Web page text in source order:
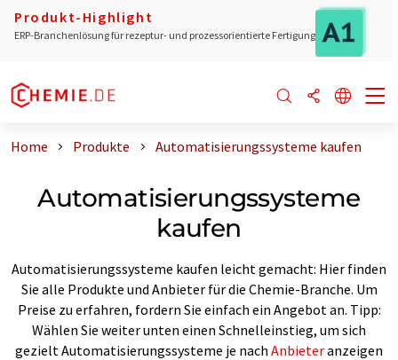
Produkt-Highlight
ERP-Branchenlösung für rezeptur- und prozessorientierte Fertigung
Home Produkte Automatisierungssysteme kaufen
Automatisierungssysteme
kaufen
Automatisierungssysteme kaufen leicht gemacht: Hier finden
Sie alle Produkte und Anbieter für die Chemie-Branche. Um
Preise zu erfahren, fordern Sie einfach ein Angebot an. Tipp:
Wählen Sie weiter unten einen Schnelleinstieg, um sich
gezielt Automatisierungssysteme je nach Anbieteranzeigen